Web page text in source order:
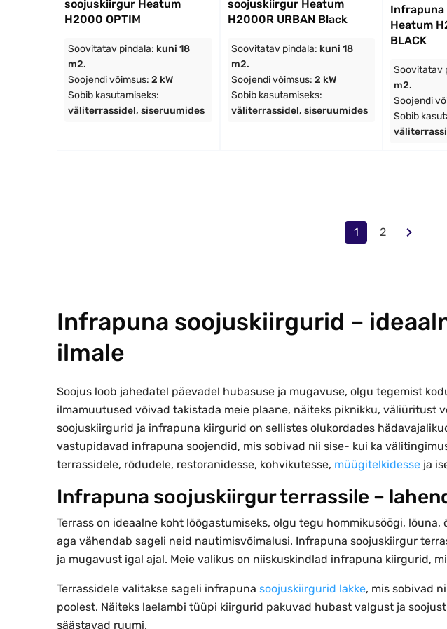
soojuskiirgur Heatum
H2000 OPTIM
Soovitatav pindala: kuni 18
m2.
Soojendi võimsus: 2 kW
Sobib kasutamiseks:
väliterrassidel, siseruumides
soojuskiirgur Heatum
H2000R URBAN Black
Soovitatav pindala: kuni 18
m2.
Soojendi võimsus: 2 kW
Sobib kasutamiseks:
väliterrassidel, siseruumides
Heatum
BLACK
Soovitatav
m2.
Soojendi
Sobib
1 2
Infrapuna soojuskiirgurid –
ilmale
Soojus loob jahedatel päevadel hubasuse ja mugavuse, olgu tegemist
ilmamuutused võivad takistada meie plaane, näiteks piknikku, väliüritust
soojuskiirgurid ja infrapuna kiirgurid on sellistes olukordades
vastupidavad infrapuna soojendid, mis sobivad nii sise- kui ka
terrassidele, rõdudele, restoranidesse, kohvikutesse, müügitelkidesse ja
Infrapuna soojuskiirgur terrassile –
Terrass on ideaalne koht lõõgastumiseks, olgu tegu hommikusöögi,
aga vähendab sageli neid nautimisvõimalusi. Infrapuna soojuskiirgur
ja mugavust igal ajal. Meie valikus on niiskuskindlad infrapuna kiirgurid,
Terrassidele valitakse sageli infrapuna soojuskiirgurid lakke, mis sobivad
poolest. Näiteks laelambi tüüpi kiirgurid pakuvad hubast valgust ja
säästavad ruumi.